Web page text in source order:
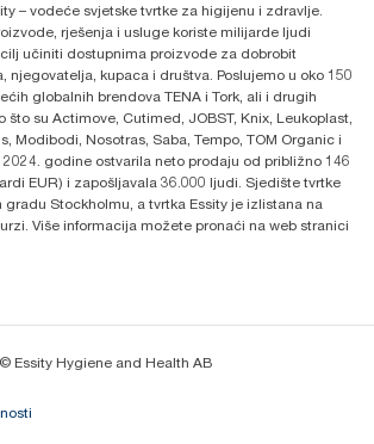
51.
– vodeće svjetske tvrtke za higijenu i zdravlje.
rješenja i usluge koriste milijarde ljudi
učiniti dostupnima proizvode za dobrobit
njegovatelja, kupaca i društva. Poslujemo u oko 150
globalnih brendova TENA i Tork, ali i drugih
što su Actimove, Cutimed, JOBST, Knix, Leukoplast,
Modibodi, Nosotras, Saba, Tempo, TOM Organic i
2024. godine ostvarila neto prodaju od približno 146
EUR) i zapošljavala 36.000 ljudi. Sjedište tvrtke
gradu Stockholmu, a tvrtka Essity je izlistana na
Više informacija možete pronaći na web stranici
© Essity Hygiene and Health AB